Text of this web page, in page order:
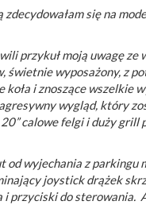
się na
przykuł moją uwagę ze
świetnie wyposażony, z
koła i znoszące wszelkie
wygląd, który
calowe felgi i duży grill
od wyjechania z parkingu
joystick drążek
i przyciski do sterowania.